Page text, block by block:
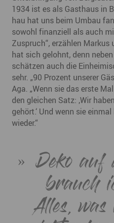
1934 ist es als Gasthaus in
hau hat uns beim Umbau
sowohl finanziell als auch
Zuspruch“, erzählen
hat sich gelohnt, denn
schätzen auch die
sehr. „90 Prozent unserer
Aga. „Wenn sie das erste
den gleichen Satz: ‚Wir
gehört.‘ Und wenn sie
wieder.“
Deko auf
brauch
Alles,